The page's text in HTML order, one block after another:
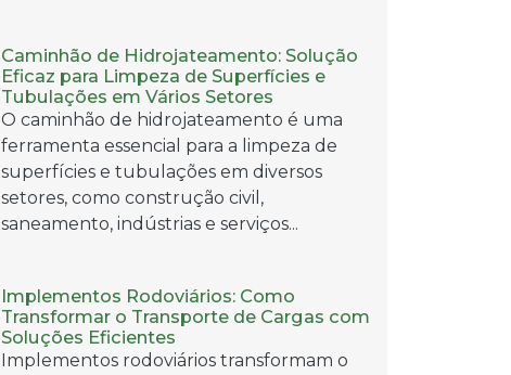
Caminhão de Hidrojateamento: Solução
Eficaz para Limpeza de Superfícies e
Tubulações em Vários Setores
O caminhão de hidrojateamento é uma
ferramenta essencial para a limpeza de
superfícies e tubulações em diversos
setores, como construção civil,
saneamento, indústrias e serviços...
Implementos Rodoviários: Como
Transformar o Transporte de Cargas com
Soluções Eficientes
Implementos rodoviários transformam o